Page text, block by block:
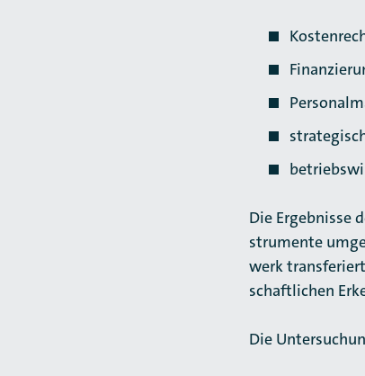
Die Ergebnisse
strumente
werk
schaft­lichen
Die